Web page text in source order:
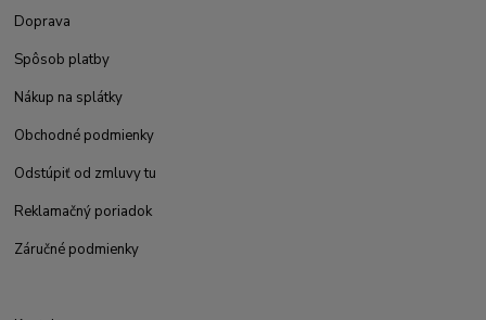
Doprava
Spôsob platby
Nákup na splátky
Obchodné podmienky
Odstúpiť od zmluvy tu
Reklamačný poriadok
Záručné podmienky